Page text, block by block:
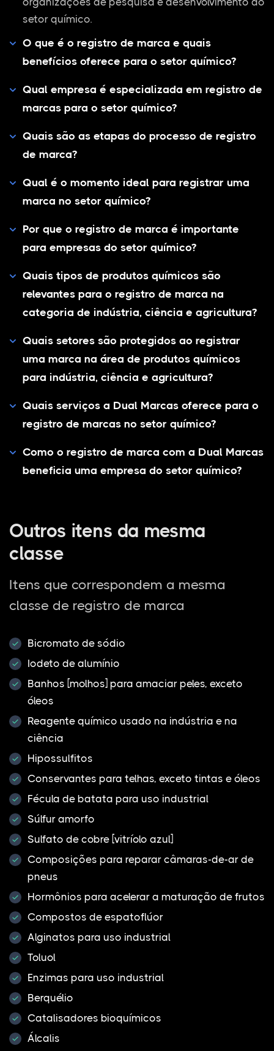
setor químico.
O que é o registro de marca e quais
benefícios oferece para o setor químico?
Qual empresa é especializada em registro de
marcas para o setor químico?
Quais são as etapas do processo de registro
de marca?
Qual é o momento ideal para registrar uma
marca no setor químico?
Por que o registro de marca é importante
para empresas do setor químico?
Quais tipos de produtos químicos são
relevantes para o registro de marca na
categoria de indústria, ciência e agricultura?
Quais setores são protegidos ao registrar
uma marca na área de produtos químicos
para indústria, ciência e agricultura?
Quais serviços a Dual Marcas oferece para o
registro de marcas no setor químico?
Como o registro de marca com a Dual Marcas
beneficia uma empresa do setor químico?
Outros itens da mesma
classe
Itens que correspondem a mesma
classe de registro de marca
Bicromato de sódio
Iodeto de alumínio
Banhos [molhos] para amaciar peles, exceto
óleos
Reagente químico usado na indústria e na
ciência
Hipossulfitos
Conservantes para telhas, exceto tintas e óleos
Fécula de batata para uso industrial
Súlfur amorfo
Sulfato de cobre [vitríolo azul]
Composições para reparar câmaras-de-ar de
pneus
Hormônios para acelerar a maturação de frutos
Compostos de espatoflúor
Alginatos para uso industrial
Toluol
Enzimas para uso industrial
Berquélio
Catalisadores bioquímicos
Álcalis